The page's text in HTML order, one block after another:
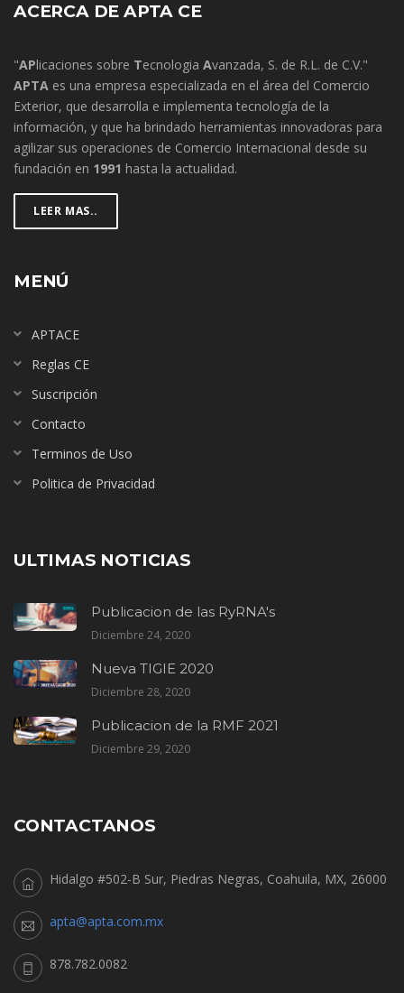
ACERCA DE APTA CE
"APlicaciones sobre Tecnologia Avanzada, S. de R.L. de C.V."
APTA es una empresa especializada en el área del Comercio
Exterior, que desarrolla e implementa tecnología de la
información, y que ha brindado herramientas innovadoras para
agilizar sus operaciones de Comercio Internacional desde su
fundación en 1991 hasta la actualidad.
LEER MAS..
MENÚ
APTACE
Reglas CE
Suscripción
Contacto
Terminos de Uso
Politica de Privacidad
ULTIMAS NOTICIAS
Publicacion de las RyRNA's
Diciembre 24, 2020
Nueva TIGIE 2020
Diciembre 28, 2020
Publicacion de la RMF 2021
Diciembre 29, 2020
CONTACTANOS
Hidalgo #502-B Sur, Piedras Negras, Coahuila, MX, 26000
apta@apta.com.mx
878.782.0082